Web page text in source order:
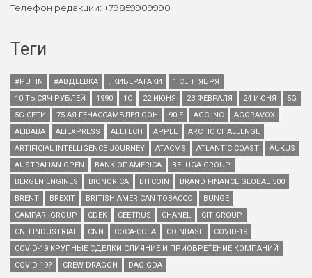
Телефон редакции: +79859909990
Теги
#PUTIN #АВДЕЕВКА . КИБЕРАТАКИ
1 СЕНТЯБРЯ
10 ТЫСЯЧ РУБЛЕЙ
1990 1С 22 ИЮНЯ 23 ФЕВРАЛЯ 24 ИЮНЯ
5G
5G-СЕТИ
75-АЯ ГЕНАССАМБЛЕЯ ООН 90-Е AGC INC
AGORAVOX
ALIBABA
ALIEXPRESS ALLTECH APPLE
ARCTIC CHALLENGE
ARTIFICIAL INTELLIGENCE JOURNEY
ATACMS ATLANTIC COAST
AUKUS
AUSTRALIAN OPEN
BANK OF AMERICA
BELUGA GROUP
BERGEN ENGINES
BIONORICA BITCOIN
BRAND FINANCE GLOBAL 500
BRENT
BREXIT BRITISH AMERICAN TOBACCO
BUNGE
CAMPARI GROUP
CDEK CEETRUS CHANEL
CITIGROUP
CNH INDUSTRIAL
CNN COCA-COLA COINBASE
COVID-19
COVID-19 КРУПНЫЕ СДЕЛКИ СЛИЯНИЕ И ПРИОБРЕТЕНИЕ КОМПАНИЙ
COVID-19?
CREW DRAGON DAO GDA